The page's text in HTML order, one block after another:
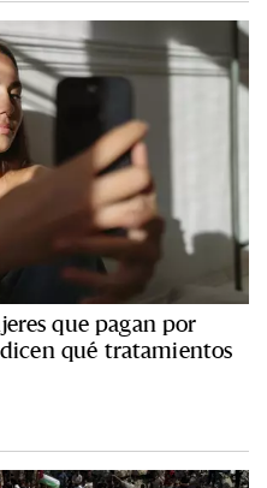
que pagan por
dicen qué tratamientos